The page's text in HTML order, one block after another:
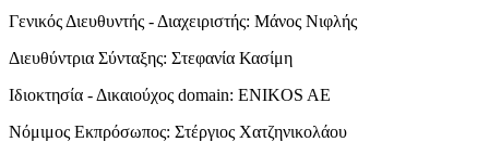
Γενικός Διευθυντής - Διαχειριστής: Μάνος Νιφλής
Διευθύντρια Σύνταξης: Στεφανία Κασίμη
Ιδιοκτησία - Δικαιούχος domain: ENIKOS AE
Νόμιμος Εκπρόσωπος: Στέργιος Χατζηνικολάου